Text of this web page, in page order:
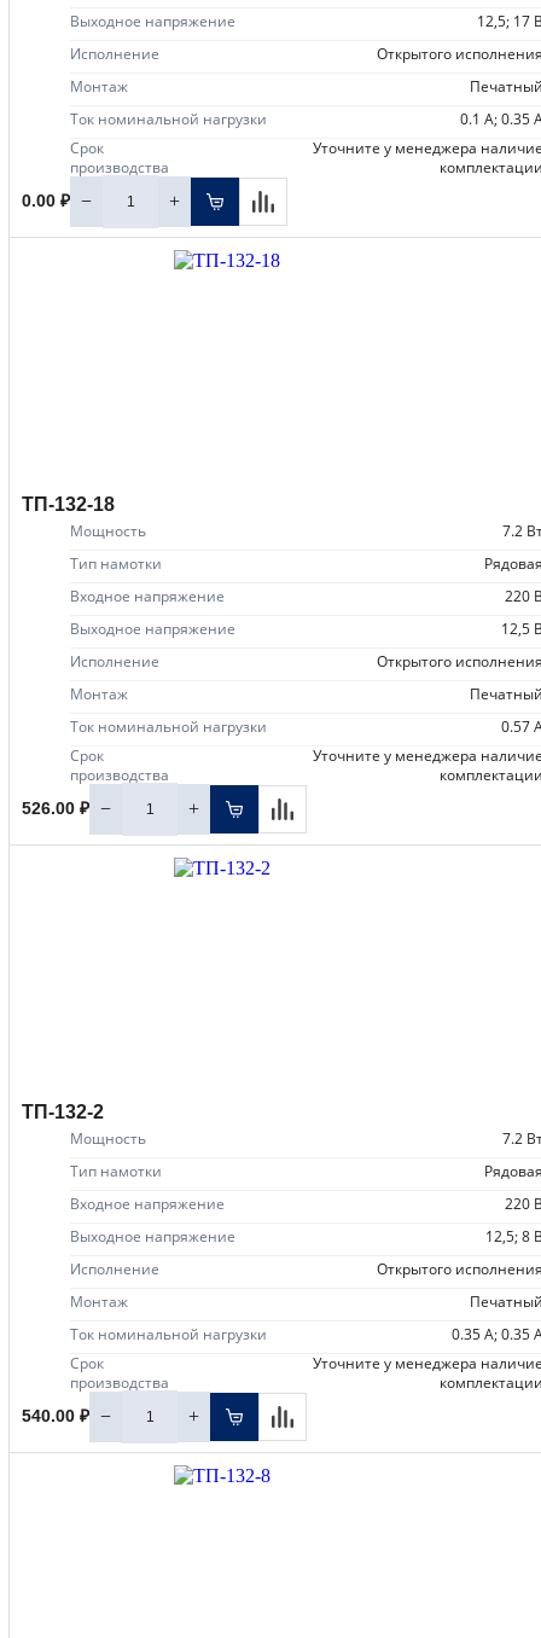
Выходное напряжение
12,5; 17
Исполнение
открытого
Монтаж
Ток номинальной нагрузки
0.1 А; 0.35
Срок
производства
уточните у менеджера наличие
0.00 ₽ − +
ТП-132-18
Мощность
7.2
Тип намотки
Входное напряжение
220
Выходное напряжение
12,5
Исполнение
открытого
Монтаж
Ток номинальной нагрузки
0.57
Срок
производства
уточните у менеджера наличие
526.00 ₽ − +
ТП-132-2
Мощность
7.2
Тип намотки
Входное напряжение
220
Выходное напряжение
12,5; 8
Исполнение
открытого
Монтаж
Ток номинальной нагрузки
0.35 А; 0.35
Срок
производства
уточните у менеджера наличие
540.00 ₽ − +